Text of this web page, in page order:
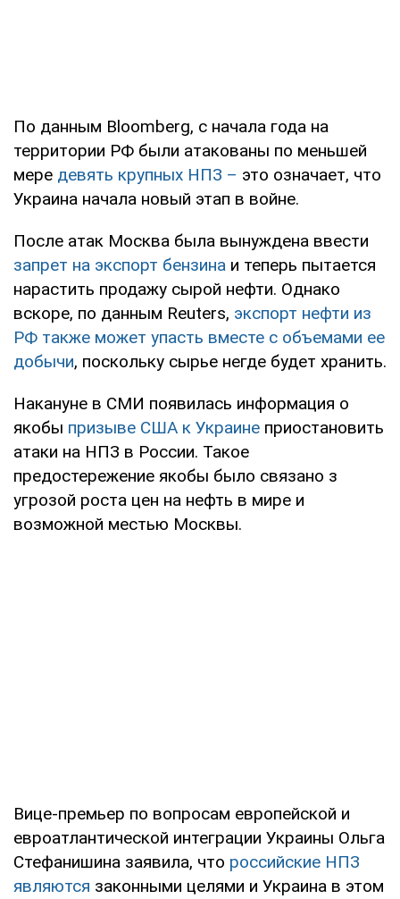
По данным Bloomberg, с начала года на
территории РФ были атакованы по меньшей
мере девять крупных НПЗ – это означает, что
Украина начала новый этап в войне.
После атак Москва была вынуждена ввести
запрет на экспорт бензина и теперь пытается
нарастить продажу сырой нефти. Однако
вскоре, по данным Reuters, экспорт нефти из
РФ также может упасть вместе с объемами ее
добычи, поскольку сырье негде будет хранить.
Накануне в СМИ появилась информация о
якобы призыве США к Украине приостановить
атаки на НПЗ в России. Такое
предостережение якобы было связано з
угрозой роста цен на нефть в мире и
возможной местью Москвы.
Вице-премьер по вопросам европейской и
евроатлантической интеграции Украины Ольга
Стефанишина заявила, что российские НПЗ
являются законными целями и Украина в этом